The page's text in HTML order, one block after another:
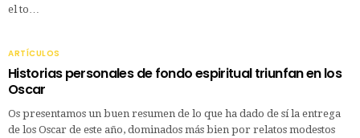
el to…
ARTÍCULOS
Historias personales de fondo espiritual triunfan en los
Oscar
Os presentamos un buen resumen de lo que ha dado de sí la entrega
de los Oscar de este año, dominados más bien por relatos modestos